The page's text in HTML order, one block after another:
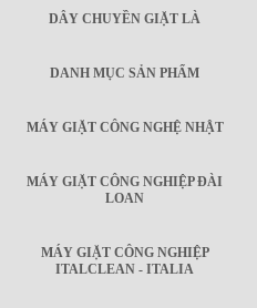
DÂY CHUYỀN GIẶT LÀ
DANH MỤC SẢN PHẨM
MÁY GIẶT CÔNG NGHỆ NHẬT
MÁY GIẶT CÔNG NGHIỆP ĐÀI
LOAN
MÁY GIẶT CÔNG NGHIỆP
ITALCLEAN - ITALIA